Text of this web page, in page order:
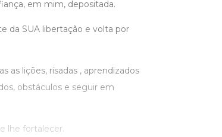
em mim, depositada.
da SUA libertação e volta por
as lições, risadas , aprendizados
obstáculos e seguir em
lhe fortalecer.